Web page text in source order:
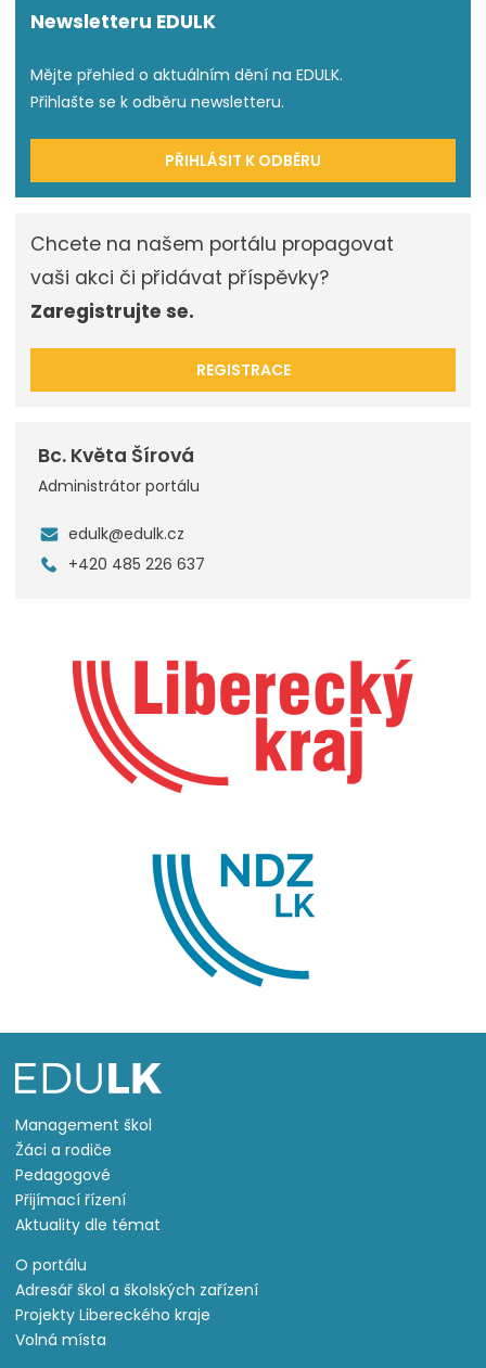
Newsletteru EDULK
Mějte přehled o aktuálním dění na EDULK.
Přihlašte se k odběru newsletteru.
PŘIHLÁSIT K ODBĚRU
Chcete na našem portálu propagovat
vaši akci či přidávat příspěvky?
Zaregistrujte se.
REGISTRACE
Bc. Květa Šírová
Administrátor portálu
edulk@edulk.cz
+420 485 226 637
Management škol
Žáci a rodiče
Pedagogové
Přijímací řízení
Aktuality dle témat
O portálu
Adresář škol a školských zařízení
Projekty Libereckého kraje
Volná místa